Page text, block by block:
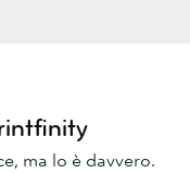
ma lo è davvero.